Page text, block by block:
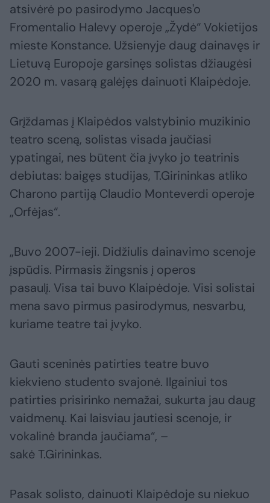
atsivėrė po pasirodymo Jacques'o
Fromentalio Halevy operoje „Žydė“ Vokietijos
mieste Konstance. Užsienyje daug dainavęs ir
Lietuvą Europoje garsinęs solistas džiaugėsi
2020 m. vasarą galėjęs dainuoti Klaipėdoje.
Grįždamas į Klaipėdos valstybinio muzikinio
teatro sceną, solistas visada jaučiasi
ypatingai, nes būtent čia įvyko jo teatrinis
debiutas: baigęs studijas, T.Girininkas atliko
Charono partiją Claudio Monteverdi operoje
„Orfėjas“.
„Buvo 2007-ieji. Didžiulis dainavimo scenoje
įspūdis. Pirmasis žingsnis į operos
pasaulį. Visa tai buvo Klaipėdoje. Visi solistai
mena savo pirmus pasirodymus, nesvarbu,
kuriame teatre tai įvyko.
Gauti sceninės patirties teatre buvo
kiekvieno studento svajonė. Ilgainiui tos
patirties prisirinko nemažai, sukurta jau daug
vaidmenų. Kai laisviau jautiesi scenoje, ir
vokalinė branda jaučiama“, –
sakė T.Girininkas.
Pasak solisto, dainuoti Klaipėdoje su niekuo